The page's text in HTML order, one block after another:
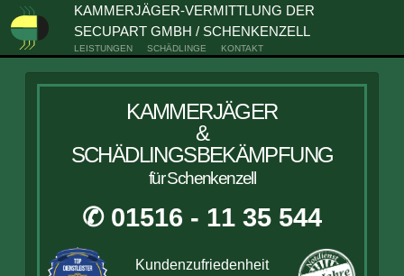
KAMMERJÄGER-VERMITTLUNG DER
SECUPART GMBH / SCHENKENZELL
LEISTUNGEN SCHÄDLINGE KONTAKT
KAMMERJÄGER
&
SCHÄDLINGSBEKÄMPFUNG
für Schenkenzell
✆ 01516 - 11 35 544
Kundenzufriedenheit